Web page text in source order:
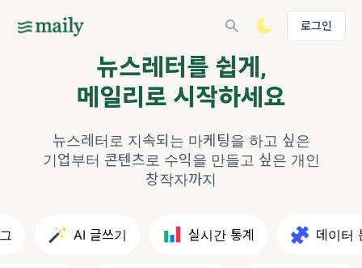
로그인
뉴스레터를 쉽게,
메일리로 시작하세요
뉴스레터로 지속되는 마케팅을 하고 싶은
기업부터 콘텐츠로 수익을 만들고 싶은 개인
창작자까지
AI 글쓰기 실시간 통계 데이터 분